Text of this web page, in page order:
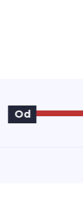
Od